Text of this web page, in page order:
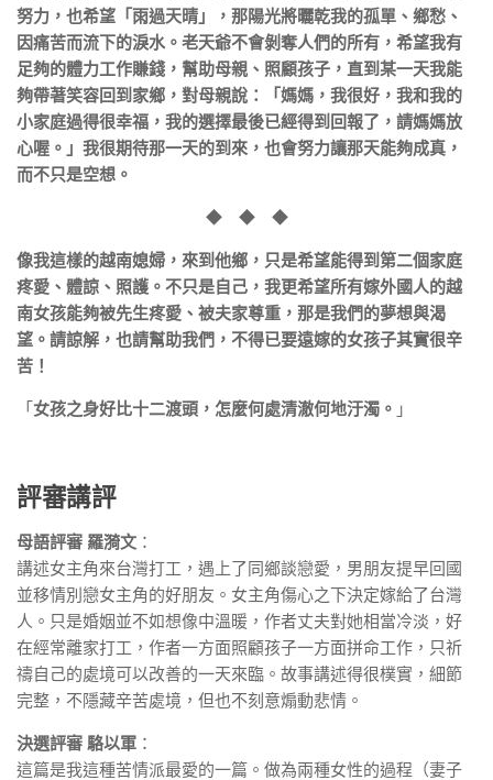
努力，也希望「雨過天晴」，那陽光將曬乾我的孤單、鄉愁、
因痛苦而流下的淚水。老天爺不會剝奪人們的所有，希望我有
足夠的體力工作賺錢，幫助母親、照顧孩子，直到某一天我能
夠帶著笑容回到家鄉，對母親說：「媽媽，我很好，我和我的
小家庭過得很幸福，我的選擇最後已經得到回報了，請媽媽放
心喔。」我很期待那一天的到來，也會努力讓那天能夠成真，
而不只是空想。
◆ ◆ ◆
像我這樣的越南媳婦，來到他鄉，只是希望能得到第二個家庭
疼愛、體諒、照護。不只是自己，我更希望所有嫁外國人的越
南女孩能夠被先生疼愛、被夫家尊重，那是我們的夢想與渴
望。請諒解，也請幫助我們，不得已要遠嫁的女孩子其實很辛
苦！
「 女孩之身好比十二渡頭，怎麼何處清澈何地汙濁。 」
評審講評
母語評審 羅漪文 ：
講述女主角來台灣打工，遇上了同鄉談戀愛，男朋友提早回國
並移情別戀女主角的好朋友。女主角傷心之下決定嫁給了台灣
人。只是婚姻並不如想像中溫暖，作者丈夫對她相當冷淡，好
在經常離家打工，作者一方面照顧孩子一方面拼命工作，只祈
禱自己的處境可以改善的一天來臨。故事講述得很樸實，細節
完整，不隱藏辛苦處境，但也不刻意煽動悲情。
決選評審 駱以軍 ：
這篇是我這種苦情派最愛的一篇。做為兩種女性的過程（妻子